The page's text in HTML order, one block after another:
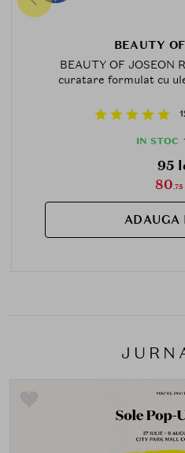
BEAUTY
BEAUTY OF JOSEON
curatare formulat cu
IN STOC
95
80.75
ADAUGA